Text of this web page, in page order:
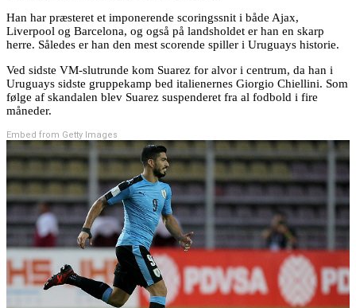
Han har præsteret et imponerende scoringssnit i både Ajax,
Liverpool og Barcelona, og også på landsholdet er han en skarp
herre. Således er han den mest scorende spiller i Uruguays historie.
Ved sidste VM-slutrunde kom Suarez for alvor i centrum, da han i
Uruguays sidste gruppekamp bed italienernes Giorgio Chiellini. Som
følge af skandalen blev Suarez suspenderet fra al fodbold i fire
måneder.
Embed from Getty Images